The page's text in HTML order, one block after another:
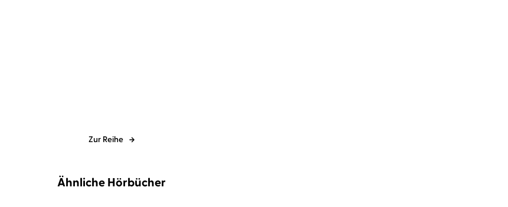
Zur Reihe
Ähnliche Hörbücher